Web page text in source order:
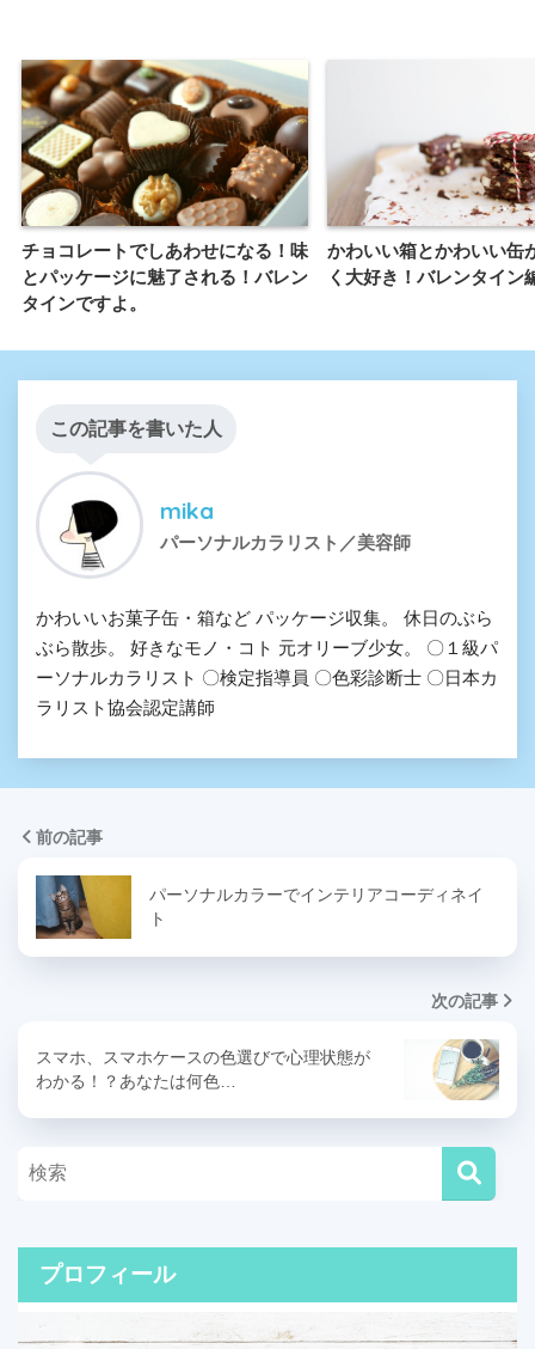
チョコレートでしあわせになる！味
とパッケージに魅了される！バレン
タインですよ。
かわいい箱とかわいい缶
く大好き！バレンタイン
この記事を書いた人
mika
パーソナルカラリスト／美容師
かわいいお菓子缶・箱など パッケージ収集。 休日のぶら
ぶら散歩。 好きなモノ・コト 元オリーブ少女。 〇１級パ
ーソナルカラリスト 〇検定指導員 〇色彩診断士 〇日本カ
ラリスト協会認定講師
前の記事
パーソナルカラーでインテリアコーディネイ
ト
次の記事
スマホ、スマホケースの色選びで心理状態が
わかる！？あなたは何色…
プロフィール